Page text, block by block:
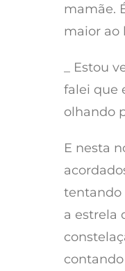
mamãe.
maior ao
_ Estou
falei que
olhando
E nesta
tentando
a estrela
contando